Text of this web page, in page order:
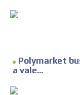
Polymarket
a vale...